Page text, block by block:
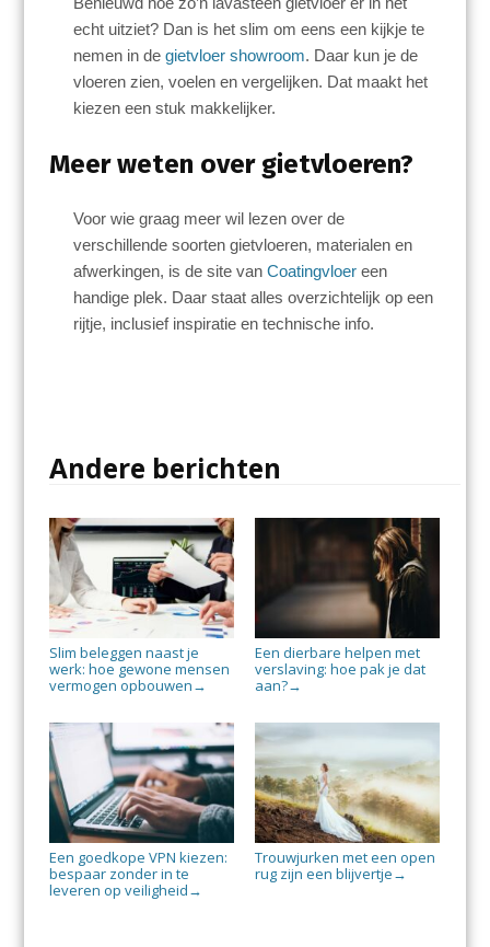
echt uitziet? Dan is het slim om eens een kijkje te
nemen in degietvloer showroom. Daar kun je de
vloeren zien, voelen en vergelijken. Dat maakt het
kiezen een stuk makkelijker.
Meer weten over gietvloeren?
Voor wie graag meer wil lezen over de
verschillende soorten gietvloeren, materialen en
afwerkingen, is de site vanCoatingvloer een
handige plek. Daar staat alles overzichtelijk op een
rijtje, inclusief inspiratie en technische info.
Andere berichten
Slim beleggen naast je
werk: hoe gewone mensen
vermogen opbouwen →
Een dierbare helpen met
verslaving: hoe pak je dat
aan?→
Een goedkope VPN kiezen:
bespaar zonder in te
leveren op veiligheid →
Trouwjurken met een open
rug zijn een blijvertje →